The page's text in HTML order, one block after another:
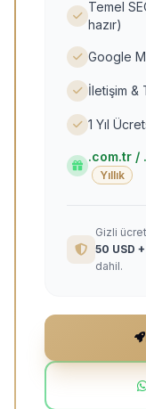
Temel
hazır)
Google
İletişim &
1 Yıl
.com.tr /
Yıllık
Gizli
50 USD
dahil.